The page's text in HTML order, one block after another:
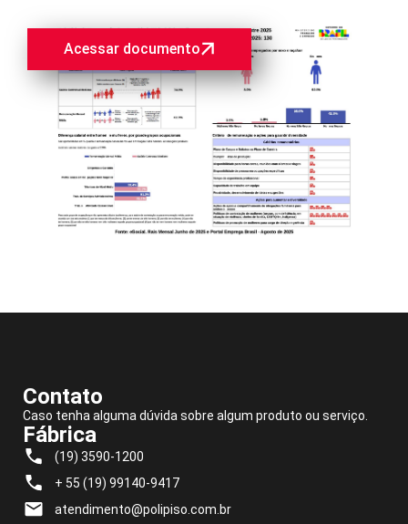
Acessar documento
Contato
Caso tenha alguma dúvida sobre algum produto ou serviço.
Fábrica
(19) 3590-1200
+ 55 (19) 99140-9417
atendimento@polipiso.com.br